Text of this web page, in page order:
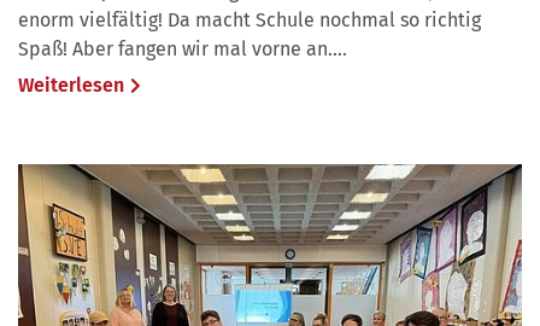
enorm vielfältig! Da macht Schule nochmal so richtig
Spaß! Aber fangen wir mal vorne an....
Weiterlesen